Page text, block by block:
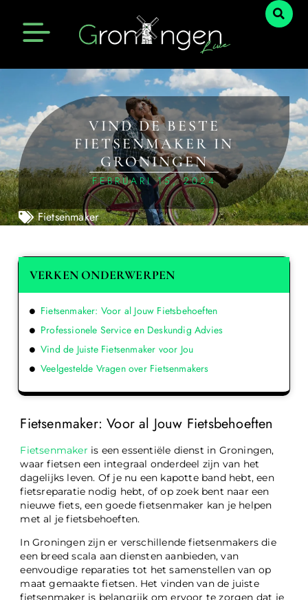
VIND DE BESTE
FIETSENMAKER IN
GRONINGEN
FEBRUARI 15, 2024
Fietsenmaker
Fietsenmaker: Voor al Jouw Fietsbehoeften
Fietsenmaker is een essentiële dienst in Groningen,
waar fietsen een integraal onderdeel zijn van het
dagelijks leven. Of je nu een kapotte band hebt, een
fietsreparatie nodig hebt, of op zoek bent naar een
nieuwe fiets, een goede fietsenmaker kan je helpen
met al je fietsbehoeften.
In Groningen zijn er verschillende fietsenmakers die
een breed scala aan diensten aanbieden, van
eenvoudige reparaties tot het samenstellen van op
maat gemaakte fietsen. Het vinden van de juiste
fietsenmaker is belangrijk om ervoor te zorgen dat je
VERKEN ONDERWERPEN
Fietsenmaker: Voor al Jouw Fietsbehoeften
Professionele Service en Deskundig Advies
Vind de Juiste Fietsenmaker voor Jou
Veelgestelde Vragen over Fietsenmakers